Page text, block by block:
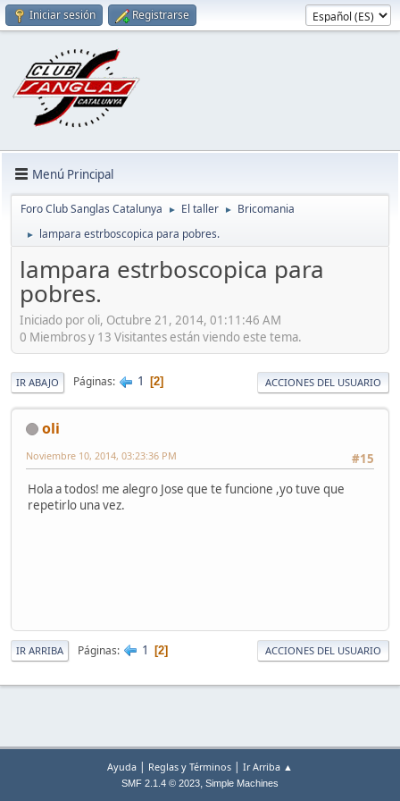
Iniciar sesión Registrarse
Menú Principal
Foro Club Sanglas Catalunya ► El taller ► Bricomania
► lampara estrboscopica para pobres.
lampara estrboscopica para
pobres.
Iniciado por oli, Octubre 21, 2014, 01:11:46 AM
0 Miembros y 13 Visitantes están viendo este tema.
IR ABAJO Páginas 1 2 ACCIONES DEL USUARIO
oli
#15
Noviembre 10, 2014, 03:23:36 PM
Hola a todos! me alegro Jose que te funcione ,yo tuve que
repetirlo una vez.
IR ARRIBA Páginas 1 2 ACCIONES DEL USUARIO
Ayuda | Reglas y Términos | Ir Arriba ▲
SMF 2.1.4 © 2023, Simple Machines